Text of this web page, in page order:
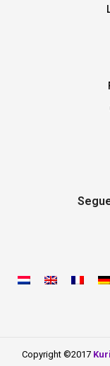
Copyright ©2017